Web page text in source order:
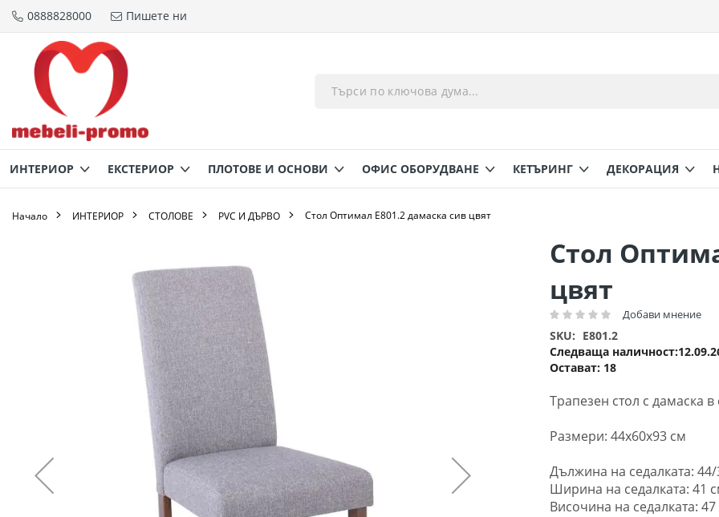
Прескачане
съдържанието
0888828000 Пишете ни
ИНТЕРИОР ЕКСТЕРИОР ПЛОТОВЕ И ОСНОВИ ОФИС ОБОРУДВАНЕ КЕТЪРИНГ ДЕКОРАЦИЯ
Начало ИНТЕРИОР СТОЛОВЕ PVC И ДЪРВО Стол Оптимал Ε801.2 дамаска сив цвят
Стол
цвят
Рейтинг: Добави мнение
Остават: 18
SKU
E801.2
Следваща наличност
Трапезен стол с дамаска
Размери: 44x60x93 см
Дължина на седалката:
Ширина на седалката: 41
Височина на седалката: